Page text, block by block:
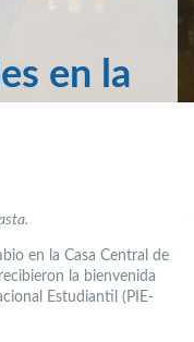
en la
en la Casa Central de
la bienvenida
Estudiantil (PIE-